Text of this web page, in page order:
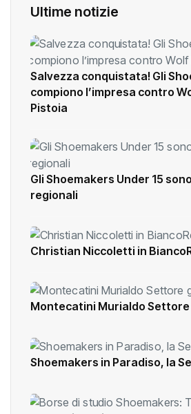
Ultime notizie
Salvezza conquistata! Gli
compiono l’impresa contro
Pistoia
Gli Shoemakers Under 15
regionali
Christian Niccoletti in
Montecatini Murialdo
Shoemakers in Paradiso, la